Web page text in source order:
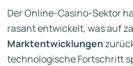
Der Online-Casino-Sektor
rasant entwickelt, was auf
Marktentwicklungen
technologische Fortschritt